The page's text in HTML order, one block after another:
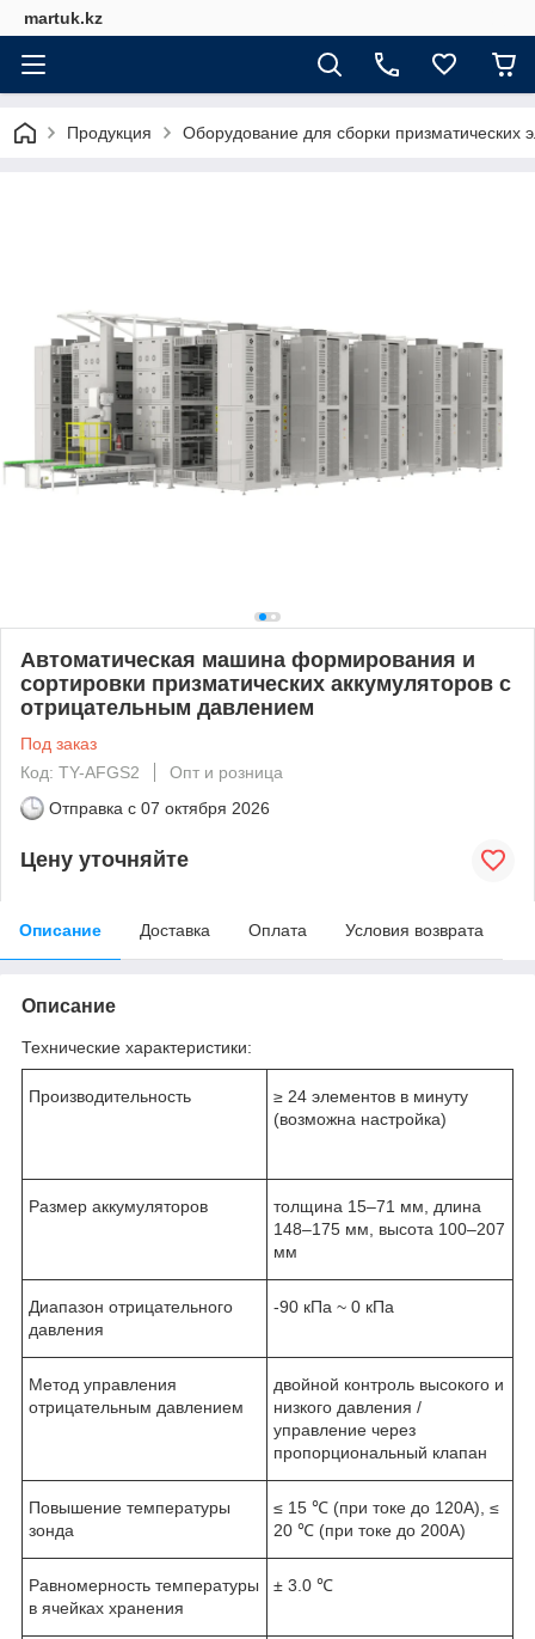
martuk.kz
Продукция Оборудование для сборки призматических
Автоматическая машина формирования и
сортировки призматических аккумуляторов с
отрицательным давлением
Под заказ
Код: TY-AFGS2
Опт и розница
Отправка с 07 октября 2026
Цену уточняйте
Описание Доставка Оплата Условия возврата
Описание
Технические характеристики:
Производительность
≥ 24 элементов в минуту
(возможна настройка)
Размер аккумуляторов
толщина 15–71 мм, длина
148–175 мм, высота 100–207
мм
Диапазон отрицательного
давления
-90 кПа ~ 0 кПа
Метод управления
отрицательным давлением
двойной контроль высокого и
низкого давления /
управление через
пропорциональный клапан
Повышение температуры
зонда
≤ 15 ℃ (при токе до 120A), ≤
20 ℃ (при токе до 200A)
Равномерность температуры
в ячейках хранения
± 3.0 ℃